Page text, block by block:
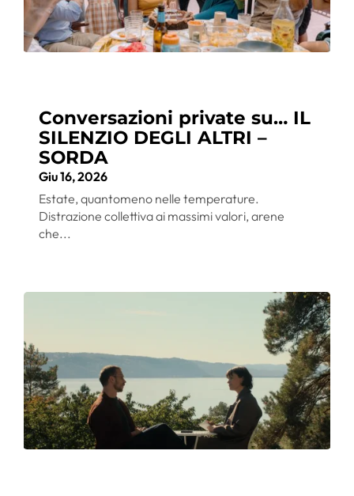
Conversazioni private su… IL
SILENZIO DEGLI ALTRI –
SORDA
Giu 16, 2026
Estate, quantomeno nelle temperature.
Distrazione collettiva ai massimi valori, arene
che...